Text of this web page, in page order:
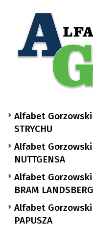
Alfabet Gorzowski
STRYCHU
Alfabet Gorzowski
NUTTGENSA
Alfabet Gorzowski
BRAM
Alfabet Gorzowski
PAPUSZA